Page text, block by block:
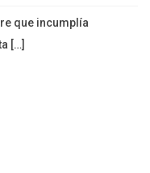
que incumplía
[…]